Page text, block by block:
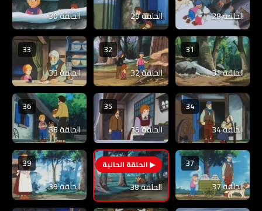
الحلقة 28 الحلقة 29 الحلقة 30
31
الحلقة 31
32
الحلقة 32
33
الحلقة 33
34
الحلقة 34
35
الحلقة 35
36
الحلقة 36
37
الحلقة 37
38
الحلقة 38
39
الحلقة 39